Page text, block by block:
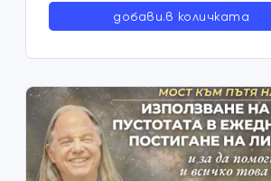
добави.в количката